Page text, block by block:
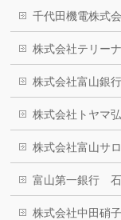
千代田機電株式
株式会社テリーナ
株式会社富山銀
株式会社トヤマ
株式会社富山サ
富山第一銀行
株式会社中田硝子